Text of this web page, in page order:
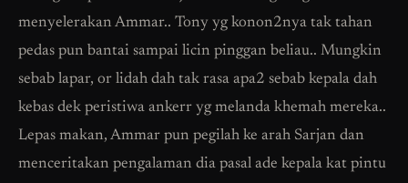
menyelerakan Ammar.. Tony yg konon2nya tak tahan
pedas pun bantai sampai licin pinggan beliau.. Mungkin
sebab lapar, or lidah dah tak rasa apa2 sebab kepala dah
kebas dek peristiwa ankerr yg melanda khemah mereka..
Lepas makan, Ammar pun pegilah ke arah Sarjan dan
menceritakan pengalaman dia pasal ade kepala kat pintu